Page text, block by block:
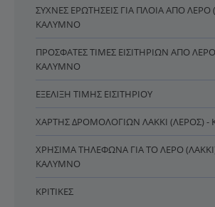
ΣΥΧΝΈΣ ΕΡΩΤΉΣΕΙΣ ΓΙΑ ΠΛΟΊΑ ΑΠΌ ΛΈΡΟ
ΚΆΛΥΜΝΟ
ΠΡΌΣΦΑΤΕΣ ΤΙΜΈΣ ΕΙΣΙΤΗΡΊΩΝ ΑΠΌ
ΚΆΛΥΜΝΟ
ΕΞΈΛΙΞΗ ΤΙΜΉΣ ΕΙΣΙΤΗΡΊΟΥ
ΧΆΡΤΗΣ ΔΡΟΜΟΛΟΓΊΩΝ ΛΑΚΚΊ (ΛΈΡΟΣ)
ΧΡΉΣΙΜΑ ΤΗΛΈΦΩΝΑ ΓΙΑ ΤΟ ΛΈΡΟ
ΚΆΛΥΜΝΟ
ΚΡΙΤΙΚΈΣ